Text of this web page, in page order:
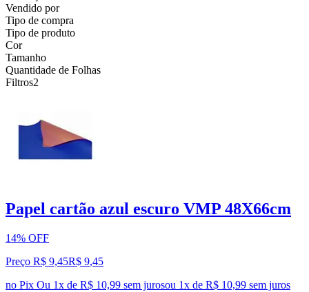
Vendido por
Tipo de compra
Tipo de produto
Cor
Tamanho
Quantidade de Folhas
Filtros2
Papel cartão azul escuro VMP 48X66cm
14% OFF
Preço R$ 9,45R$ 9,45
no Pix Ou 1x de R$ 10,99 sem jurosou 1x de R$ 10,99 sem juros